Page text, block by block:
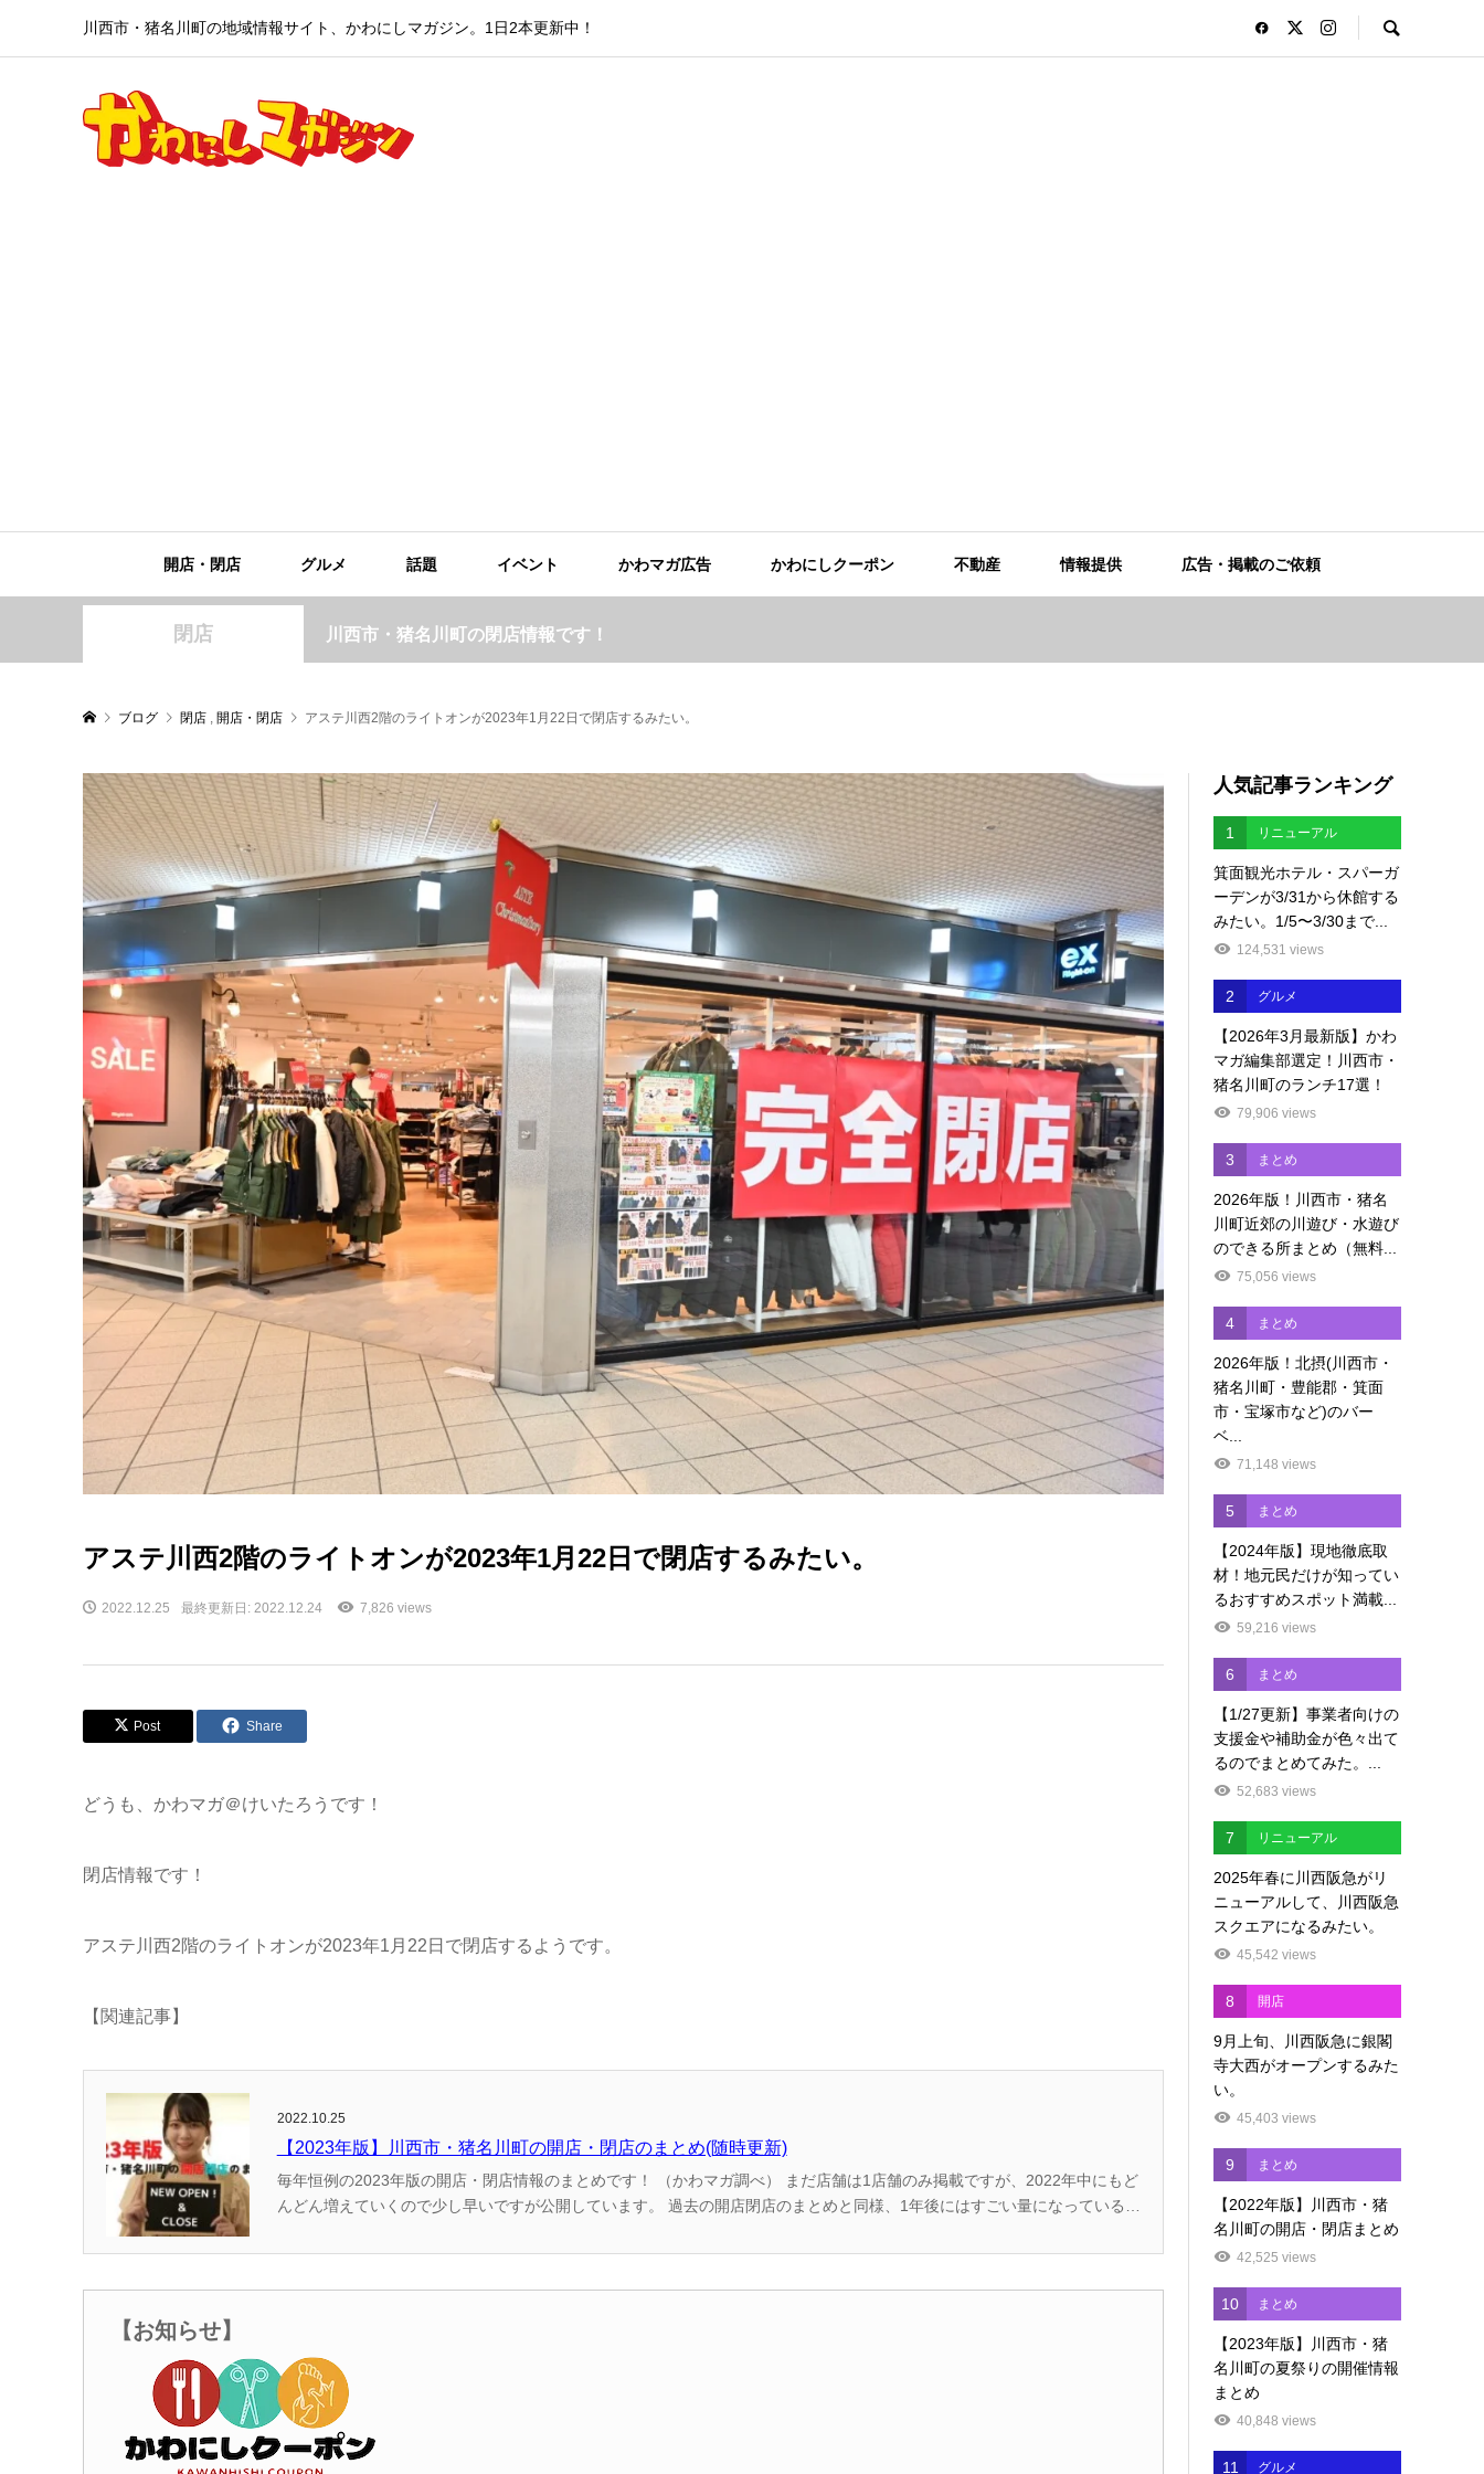
川西市・猪名川町の地域情報サイト、かわにしマガジン。1日2本更新中！
開店・閉店 グルメ 話題 イベント かわマガ広告 かわにしクーポン 不動産 情報提供 広告・掲載のご依頼
閉店 川西市・猪名川町の閉店情報です！
ブログ 閉店 , 開店・閉店 アステ川西2階のライトオンが2023年1月22日で閉店するみたい。
アステ川西2階のライトオンが2023年1月22日で閉店するみたい。
2022.12.25 最終更新日: 2022.12.24 7,826 views
Post Share
どうも、かわマガ＠けいたろうです！
閉店情報です！
アステ川西2階のライトオンが2023年1月22日で閉店するようです。
【関連記事】
2022.10.25
【2023年版】川西市・猪名川町の開店・閉店のまとめ(随時更新)
毎年恒例の2023年版の開店・閉店情報のまとめです！ （かわマガ調べ） まだ店舗は1店舗のみ掲載ですが、2022年中にもど
んどん増えていくので少し早いですが公開しています。 過去の開店閉店のまとめと同様、1年後にはすごい量になっているの
【お知らせ】
人気記事ランキング
1 リニューアル
箕面観光ホテル・スパーガ
ーデンが3/31から休館する
みたい。1/5〜3/30まで...
124,531 views
2 グルメ
【2026年3月最新版】かわ
マガ編集部選定！川西市・
猪名川町のランチ17選！
79,906 views
3 まとめ
2026年版！川西市・猪名
川町近郊の川遊び・水遊び
のできる所まとめ（無料...
75,056 views
4 まとめ
2026年版！北摂(川西市・
猪名川町・豊能郡・箕面
市・宝塚市など)のバー
ベ...
71,148 views
5 まとめ
【2024年版】現地徹底取
材！地元民だけが知ってい
るおすすめスポット満載...
59,216 views
6 まとめ
【1/27更新】事業者向けの
支援金や補助金が色々出て
るのでまとめてみた。...
52,683 views
7 リニューアル
2025年春に川西阪急がリ
ニューアルして、川西阪急
スクエアになるみたい。
45,542 views
8 開店
9月上旬、川西阪急に銀閣
寺大西がオープンするみた
い。
45,403 views
9 まとめ
【2022年版】川西市・猪
名川町の開店・閉店まとめ
42,525 views
10 まとめ
【2023年版】川西市・猪
名川町の夏祭りの開催情報
まとめ
40,848 views
11 グルメ